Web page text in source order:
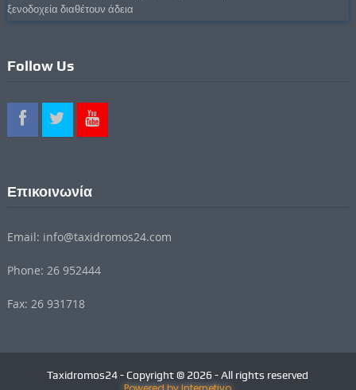
ξενοδοχεία διαθέτουν άδεια
Follow Us
Επικοινωνία
Email: info@taxidromos24.com
Phone: 26 952444
Fax: 26 931718
Taxidromos24 - Copyright © 2026 - All rights reserved